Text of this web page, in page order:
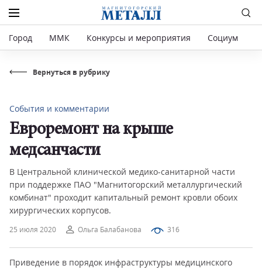
Город ММК Конкурсы и мероприятия Социум
Вернуться в рубрику
25 июля 2020 Ольга Балабанова 316
События и комментарии
Евроремонт на крыше
медсанчасти
В Центральной клинической медико-санитарной части
при поддержке ПАО "Магнитогорский металлургический
комбинат" проходит капитальный ремонт кровли обоих
хирургических корпусов.
Приведение в порядок инфраструктуры медицинского